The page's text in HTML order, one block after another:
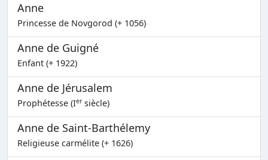
Anne
Princesse de Novgorod (+ 1056)
Anne de Guigné
Enfant (+ 1922)
Anne de Jérusalem
Prophétesse (Iersiècle)
Anne de Saint-Barthélemy
Religieuse carmélite (+ 1626)